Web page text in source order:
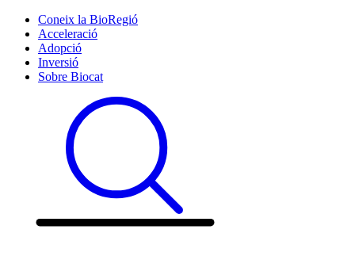
Coneix la BioRegió
Acceleració
Adopció
Inversió
Sobre Biocat